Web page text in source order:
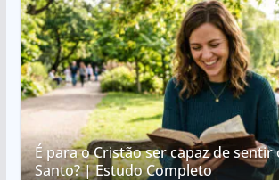
É para o Cristão ser capaz de sentir
Santo? | Estudo Completo